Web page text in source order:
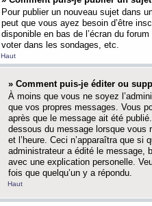
Pour publier un nouveau sujet dans
peut que vous ayez besoin d’être
disponible en bas de l’écran du
voter dans les sondages, etc.
Haut
» Comment puis-je éditer ou
À moins que vous ne soyez
que vos propres messages. Vous
après que le message ait été
dessous du message lorsque vous
et l’heure. Ceci n’apparaîtra que si
administrateur a édité le message,
avec une explication personelle.
fois que quelqu’un y a répondu.
Haut